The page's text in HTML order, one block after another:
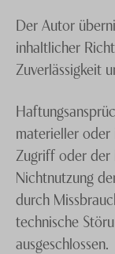
Der Autor
inhaltlicher
Zuverlässigkeit
materieller
Zugriff oder der
Nichtnutzung
durch
technische
ausgeschlossen.